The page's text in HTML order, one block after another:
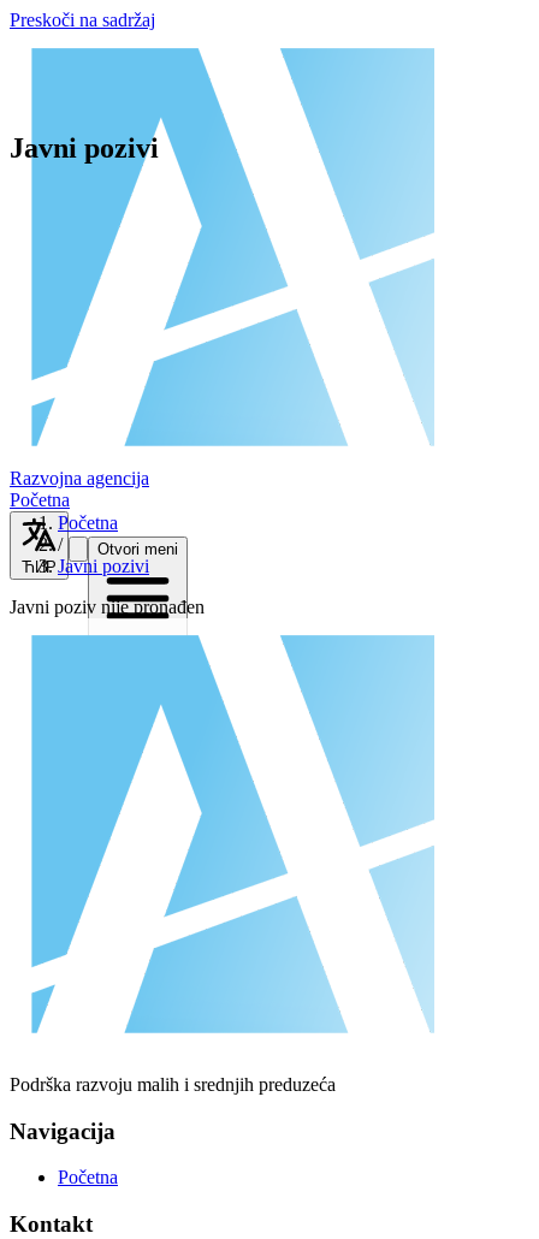
Preskoči na sadržaj
Razvojna agencija
Početna
ЋИР
Otvori meni
Javni pozivi
Početna
/
Javni pozivi
Javni poziv nije pronađen
Podrška razvoju malih i srednjih preduzeća
Navigacija
Početna
Kontakt